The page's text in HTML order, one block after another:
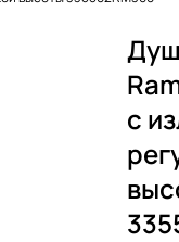
с